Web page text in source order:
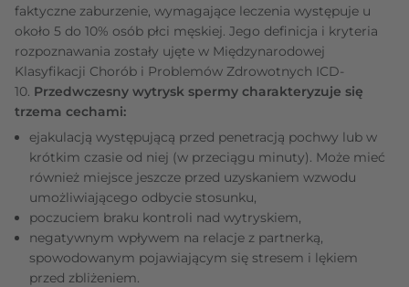
faktyczne zaburzenie, wymagające leczenia występuje u
około 5 do 10% osób płci męskiej. Jego definicja i kryteria
rozpoznawania zostały ujęte w Międzynarodowej
Klasyfikacji Chorób i Problemów Zdrowotnych ICD-
10. Przedwczesny wytrysk spermy charakteryzuje się
trzema cechami:
ejakulacją występującą przed penetracją pochwy lub w
krótkim czasie od niej (w przeciągu minuty). Może mieć
również miejsce jeszcze przed uzyskaniem wzwodu
umożliwiającego odbycie stosunku,
poczuciem braku kontroli nad wytryskiem,
negatywnym wpływem na relacje z partnerką,
spowodowanym pojawiającym się stresem i lękiem
przed zbliżeniem.